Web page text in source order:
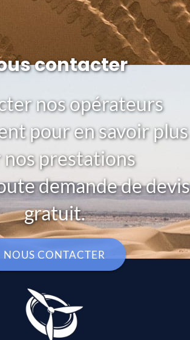
contacter
nos opérateurs
pour en savoir plus
nos prestations
demande de devis
gratuit.
NOUS CONTACTER